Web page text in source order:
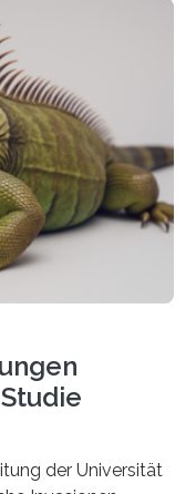
ihren Bericht zur
Ernährung und
(23. Oktober 2025).
sich neuerdings
wurden sie
des
der Universität